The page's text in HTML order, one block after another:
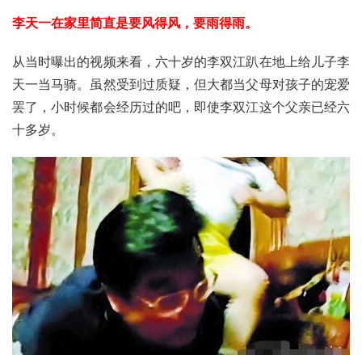
李天一在家里简直是要风得风，要雨得雨。
从当时曝出的视频来看，六十岁的李双江趴在地上给儿子李
天一当马骑。虽然受到过质疑，但大都当父母对孩子的宠爱
罢了，小时候都会经历过的吧，即使李双江这个父亲已经六
十多岁。